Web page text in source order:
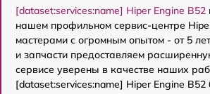
[dataset:services:name] Hiper Engine B52
нашем профильном сервис-центре
мастерами с огромным опытом - от 5
и запчасти предоставляем
сервисе уверены в качестве наших
[dataset:services:name] Hiper Engine B52